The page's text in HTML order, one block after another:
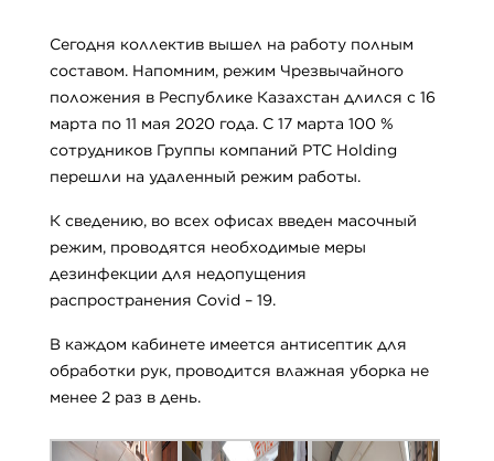
Сегодня коллектив вышел на работу полным
составом. Напомним, режим Чрезвычайного
положения в Республике Казахстан длился с 16
марта по 11 мая 2020 года. С 17 марта 100 %
сотрудников Группы компаний PTC Holding
перешли на удаленный режим работы.
К сведению, во всех офисах введен масочный
режим, проводятся необходимые меры
дезинфекции для недопущения
распространения Covid – 19.
В каждом кабинете имеется антисептик для
обработки рук, проводится влажная уборка не
менее 2 раз в день.